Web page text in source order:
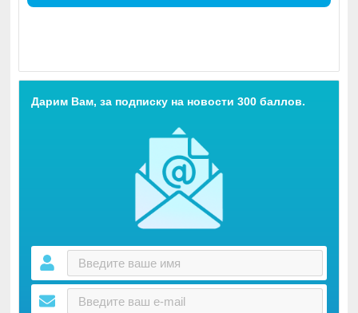
Дарим Вам, за подписку на новости 300 баллов.